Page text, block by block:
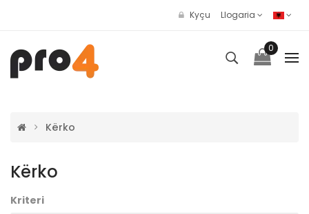
Kyçu Llogaria
0
Kërko
Kërko
Kriteri